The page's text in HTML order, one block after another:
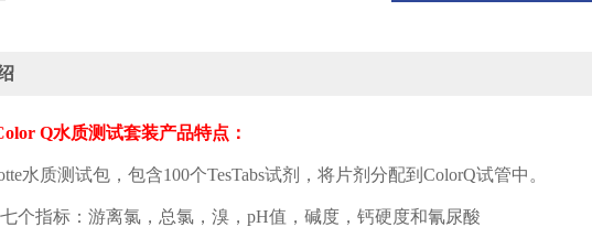
Q水质测试套装产品特点：
水质测试包，包含100个TesTabs试剂，将片剂分配到 ColorQ试管中。
个指标：游离氯，总氯，溴， pH值，碱度，钙硬度和氰尿酸